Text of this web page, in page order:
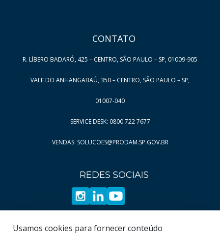
CONTATO
R. LÍBERO BADARÓ, 425 – CENTRO, SÃO PAULO – SP, 01009-905
VALE DO ANHANGABAÚ, 350 – CENTRO, SÃO PAULO – SP,
01007-040
SERVICE DESK: 0800 722 7677
VENDAS: SOLUCOES@PRODAM.SP.GOV.BR
REDES SOCIAIS
Usamos cookies para fornecer conteúdo